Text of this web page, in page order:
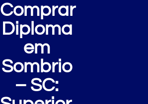
Comprar
Diploma
em
Sombrio
– SC: